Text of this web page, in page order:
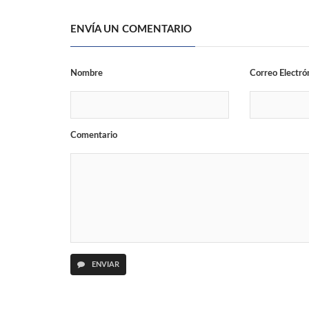
ENVÍA UN COMENTARIO
Nombre Correo
Comentario
ENVIAR